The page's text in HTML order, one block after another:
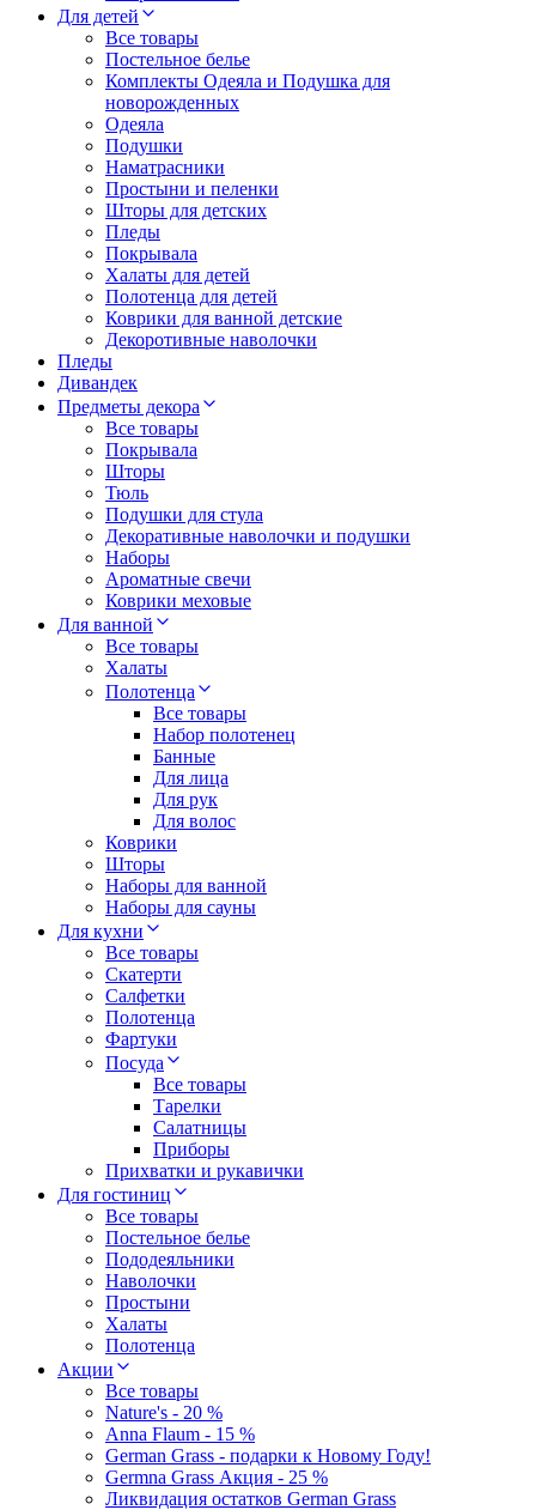
Для детей
Все товары
Постельное белье
Комплекты Одеяла и Подушка для
новорожденных
Одеяла
Подушки
Наматрасники
Простыни и пеленки
Шторы для детских
Пледы
Покрывала
Халаты для детей
Полотенца для детей
Коврики для ванной детские
Декоротивные наволочки
Пледы
Дивандек
Предметы декора
Все товары
Покрывала
Шторы
Тюль
Подушки для стула
Декоративные наволочки и подушки
Наборы
Ароматные свечи
Коврики меховые
Для ванной
Все товары
Халаты
Полотенца
Все товары
Набор полотенец
Банные
Для лица
Для рук
Для волос
Коврики
Шторы
Наборы для ванной
Наборы для сауны
Для кухни
Все товары
Скатерти
Салфетки
Полотенца
Фартуки
Посуда
Все товары
Тарелки
Салатницы
Приборы
Прихватки и рукавички
Для гостиниц
Все товары
Постельное белье
Пододеяльники
Наволочки
Простыни
Халаты
Полотенца
Акции
Все товары
Nature's - 20 %
Anna Flaum - 15 %
German Grass - подарки к Новому Году!
Germna Grass Акция - 25 %
Ликвидация остатков German Grass